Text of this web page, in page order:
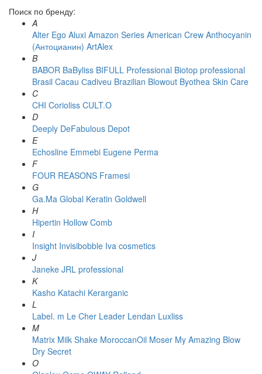
Поиск по бренду:
A
Alter Ego Aluxi Amazon Series American Crew Anthocyanin
(Антоцианин) ArtAlex
B
BABOR BaByliss BIFULL Professional Biotop professional
Brasil Cacau Сadiveu Brazilian Blowout Byothea Skin Care
C
CHI Corioliss CULT.O
D
Deeply DeFabulous Depot
E
Echosline Emmebi Eugene Perma
F
FOUR REASONS Framesi
G
Ga.Ma Global Keratin Goldwell
H
Hipertin Hollow Comb
I
Insight Invisibobble Iva cosmetics
J
Janeke JRL professional
K
Kasho Katachi Kerarganic
L
Label. m Le Cher Leader Lendan Luxliss
M
Matrix Milk Shake MoroccanOil Moser My Amazing Blow
Dry Secret
O